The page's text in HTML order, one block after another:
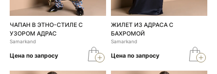
ЧАПАН В ЭТНО-СТИЛЕ С
УЗОРОМ АДРАС
Samarkand
Цена по запросу
ЖИЛЕТ ИЗ АДРАСА С
БАХРОМОЙ
Samarkand
Цена по запросу